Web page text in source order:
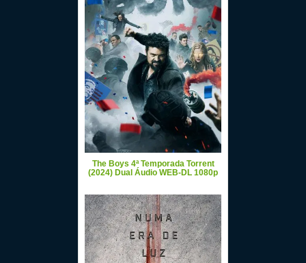
The Boys 4ª Temporada Torrent
(2024) Dual Áudio WEB-DL 1080p